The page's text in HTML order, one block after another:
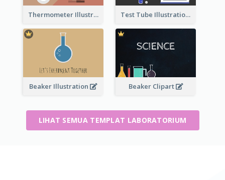
Thermometer Illustration Test Tube Illustration
Beaker Illustration Beaker Clipart
LIHAT SEMUA TEMPLAT LABORATORIUM